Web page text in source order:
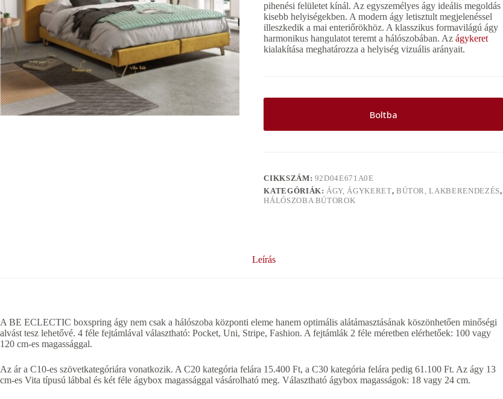
pihenési felületet kínál. Az egyszemélyes ágy ideális megoldás
kisebb helyiségekben. A modern ágy letisztult megjelenéssel
illeszkedik a mai enteriőrökhöz. A klasszikus formavilágú ágy
harmonikus hangulatot teremt a hálószobában. Azágykeret
kialakítása meghatározza a helyiség vizuális arányait.
Boltba
CIKKSZÁM: 92D04E671A0E
KATEGÓRIÁK:ÁGY, ÁGYKERET, BÚTOR, LAKBERENDEZÉS,
HÁLÓSZOBA BÚTOROK
Leírás
A BE ECLECTIC boxspring ágy nem csak a hálószoba központi eleme hanem optimális alátámasztásának köszönhetően minőségi
alvást tesz lehetővé. 4 féle fejtámlával választható: Pocket, Uni, Stripe, Fashion. A fejtámlák 2 féle méretben elérhetőek: 100 vagy
120 cm-es magassággal.
Az ár a C10-es szövetkategóriára vonatkozik. A C20 kategória felára 15.400 Ft, a C30 kategória felára pedig 61.100 Ft. Az ágy 13
cm-es Vita típusú lábbal és két féle ágybox magassággal vásárolható meg. Választható ágybox magasságok: 18 vagy 24 cm.